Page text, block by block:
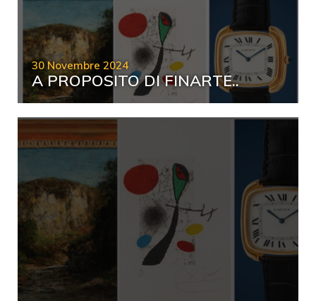
30 Novembre 2024
A PROPOSITO DI FINARTE..